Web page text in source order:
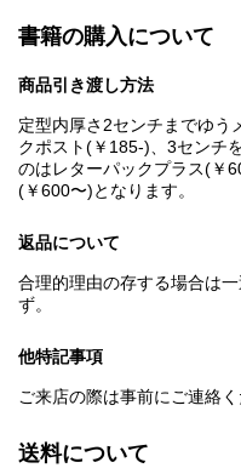
書籍の購入について
商品引き渡し方法
定型内厚さ2センチまでゆう
クポスト(￥185-)、3センチ
のはレターパックプラス(￥
(￥600〜)となります。
返品について
合理的理由の存する場合は
ず。
他特記事項
ご来店の際は事前にご連絡く
送料について